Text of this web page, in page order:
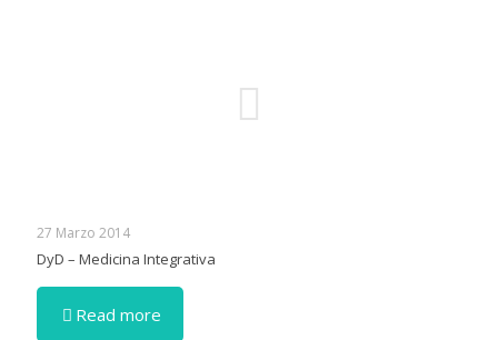
27 Marzo 2014
DyD – Medicina Integrativa
Read more